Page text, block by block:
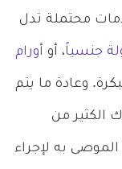
محتملة تدل
جنسياً، أو أورام
وعادة ما يتم
الكثير من
به لإجراء